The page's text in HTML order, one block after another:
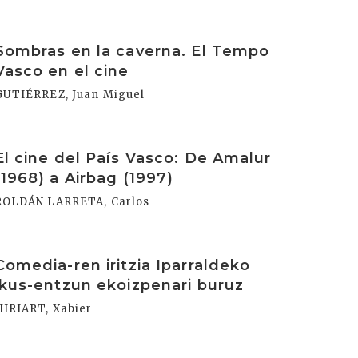
en la caverna. El Tempo
en el cine
Juan Miguel
cine del País Vasco: De Amalur
a Airbag (1997)
LARRETA, Carlos
ren iritzia Iparraldeko
entzun ekoizpenari buruz
Xabier